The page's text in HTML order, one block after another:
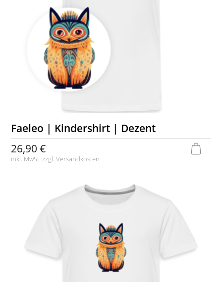
Faeleo | Kindershirt | Dezent
26,90 €
inkl. MwSt. zzgl.Versandkosten